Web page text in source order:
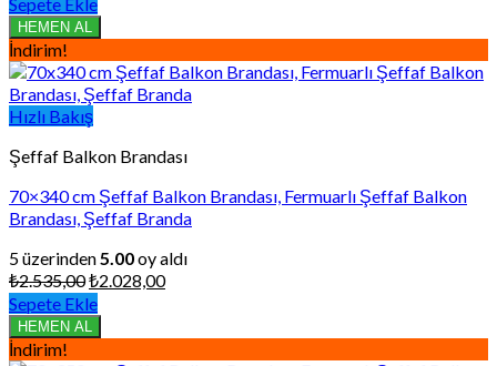
₺1.515,00.
₺1.212,00.
HEMEN AL
İndirim!
Hızlı Bakış
Şeffaf Balkon Brandası
70×340 cm Şeffaf Balkon Brandası, Fermuarlı Şeffaf Balkon
Brandası, Şeffaf Branda
5 üzerinden 5.00oy aldı
₺2.535,00Orijinal
fiyat:
₺2.535,00.
₺2.028,00Şu
₺2.028,00.
Sepete Ekle
HEMEN AL
İndirim!